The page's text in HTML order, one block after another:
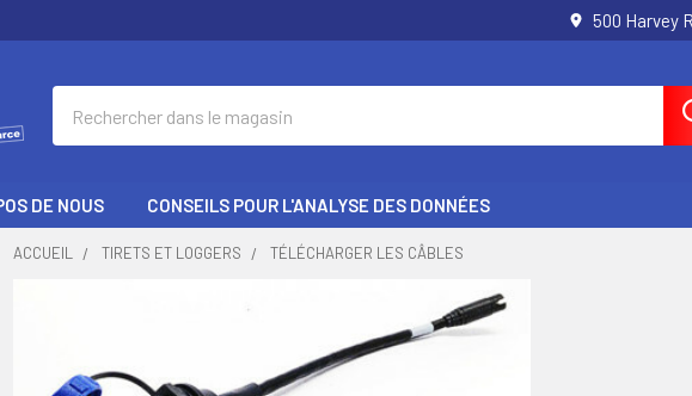
500 Harvey
DE NOUS CONSEILS POUR L'ANALYSE DES DONNÉES
ACCUEIL TIRETS ET LOGGERS TÉLÉCHARGER LES CÂBLES